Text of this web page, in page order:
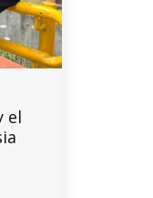
el